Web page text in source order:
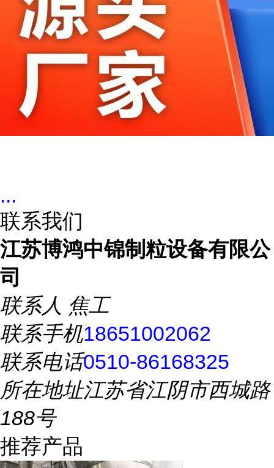
...
联系我们
江苏博鸿中锦制粒设备有限公
司
联系人 焦工
联系手机18651002062
联系电话0510-86168325
所在地址江苏省江阴市西城路
188号
推荐产品